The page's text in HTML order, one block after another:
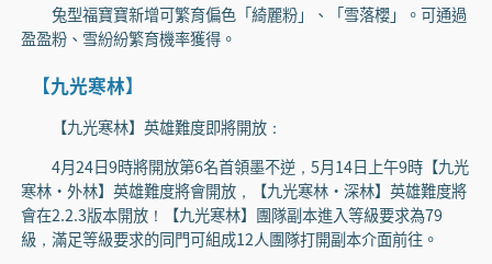
兔型福寶寶新增可繁育偏色「綺麗粉」、「雪落櫻」。可通過
盈盈粉、雪紛紛繁育機率獲得。
【九光寒林】
【九光寒林】英雄難度即將開放：
4月24日9時將開放第6名首領墨不逆，5月14日上午9時【九光
寒林·外林】英雄難度將會開放，【九光寒林·深林】英雄難度將
會在2.2.3版本開放！【九光寒林】團隊副本進入等級要求為79
級，滿足等級要求的同門可組成12人團隊打開副本介面前往。